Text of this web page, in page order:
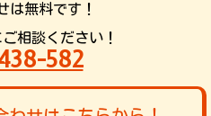
は無料です！
相談ください！
582